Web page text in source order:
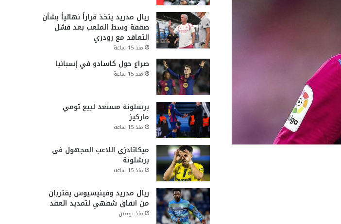
ريال مدريد يتخذ قراراً نهائياً بشأن
صفقة وسط الملعب بعد فشل
التعاقد مع رودري
منذ 15 ساعة
صراع حول كاسادو في إسبانيا
منذ 15 ساعة
برشلونة مستعد لبيع تومي
ماركيز
منذ 15 ساعة
ميكاتادزي اللاعب المجهول في
برشلونة
منذ 15 ساعة
ريال مدريد وفينيسيوس يقتربان
من اتفاق شفهي لتمديد العقد
منذ يومين